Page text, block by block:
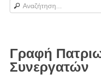
Αράπηδες
Αξιοθέατα
Γραφή
Συνεργατών